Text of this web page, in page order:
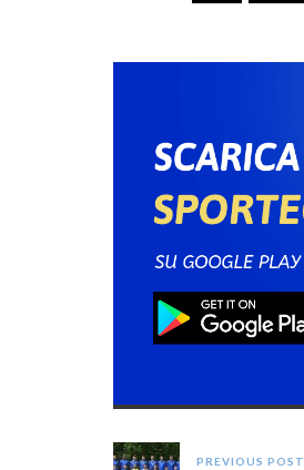
PREVIOUS POST